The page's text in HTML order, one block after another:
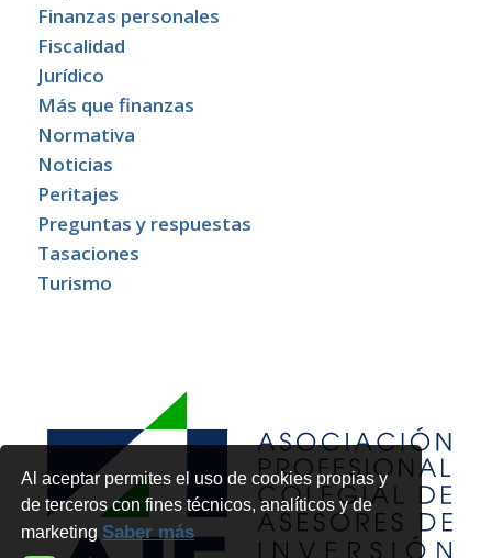
Al aceptar permites el uso de cookies propias y
de terceros con fines técnicos, analíticos y de
marketingSaber más
Finanzas personales
Fiscalidad
Jurídico
Más que finanzas
Normativa
Noticias
Peritajes
Preguntas y respuestas
Tasaciones
Turismo